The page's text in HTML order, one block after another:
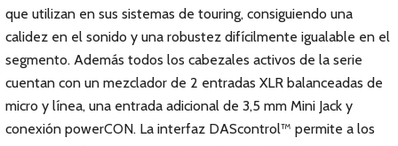
que utilizan en sus sistemas de touring, consiguiendo una
calidez en el sonido y una robustez difícilmente igualable en el
segmento. Además todos los cabezales activos de la serie
cuentan con un mezclador de 2 entradas XLR balanceadas de
micro y línea, una entrada adicional de 3,5 mm Mini Jack y
conexión powerCON. La interfaz DAScontrol™ permite a los